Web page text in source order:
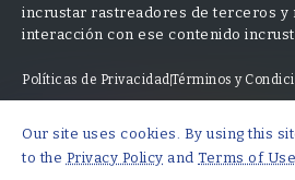
incrustar rastreadores de terceros y
interacción con ese contenido
Políticas de PrivacidadTérminos y
© 2025 Neo Finanzas · Diseño y
Our site uses cookies. By using this
to the Privacy Policy and Terms of Use